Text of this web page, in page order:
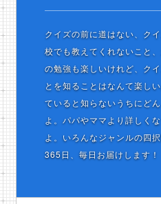
クイズの前に道はない、ク
校でも教えてくれないこと
の勉強も楽しいけれど、ク
とを知ることはなんて楽し
ていると知らないうちにど
よ。パパやママより詳しく
よ。いろんなジャンルの四
365日、毎日お届けします！